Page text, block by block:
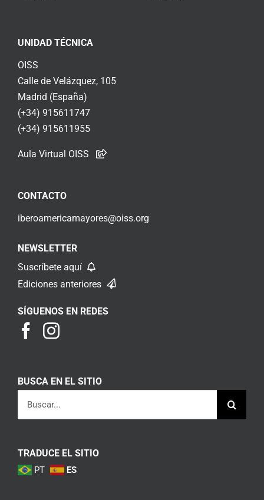
UNIDAD TÉCNICA
OISS
Calle de Velázquez, 105
Madrid (España)
(+34) 915611747
(+34) 915611955
Aula Virtual OISS
CONTACTO
iberoamericamayores@oiss.org
NEWSLETTER
Suscríbete aquí
Ediciones anteriores
SÍGUENOS EN REDES
BUSCA EN EL SITIO
TRADUCE EL SITIO
PT ES